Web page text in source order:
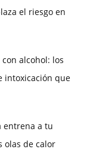
el riesgo en
alcohol: los
intoxicación que
entrena a tu
olas de calor